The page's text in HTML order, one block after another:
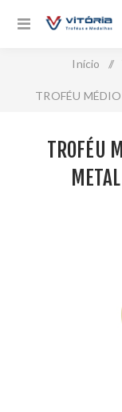
Início /
TROFÉU
TROFÉU